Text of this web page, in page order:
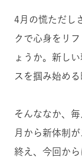
4月の慌ただし
クで心身をリ
ょうか。新し
スを掴み始める
そんななか、
月から新体制
終え、今回か